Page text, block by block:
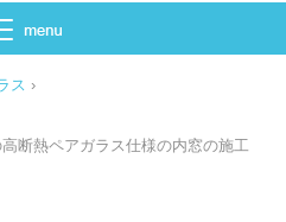
ス ›
断熱ペアガラス仕様の内窓の施工